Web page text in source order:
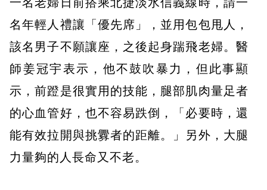
一名老婦日前搭乘北捷淡水信義線時，請一
名年輕人禮讓「優先席」，並用包包甩人，
該名男子不願讓座，之後起身踹飛老婦。醫
師姜冠宇表示，他不鼓吹暴力，但此事顯
示，前蹬是很實用的技能，腿部肌肉量足者
的心血管好，也不容易跌倒，「必要時，還
能有效拉開與挑釁者的距離。」另外，大腿
力量夠的人長命又不老。